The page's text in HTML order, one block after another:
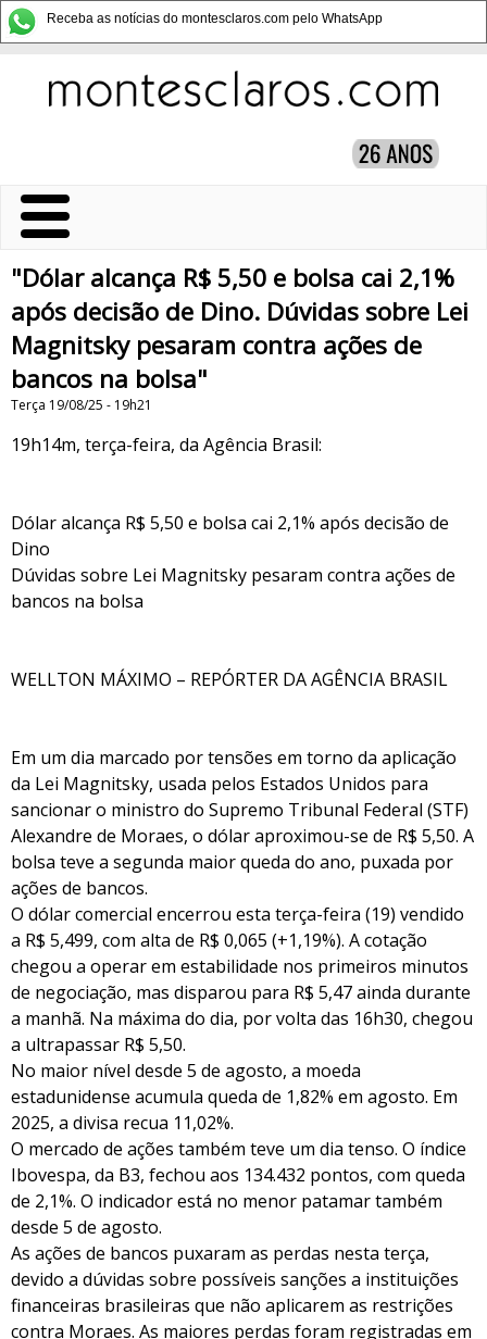
Receba as notícias do montesclaros.com pelo WhatsApp
"Dólar alcança R$ 5,50 e bolsa cai 2,1%
após decisão de Dino. Dúvidas sobre Lei
Magnitsky pesaram contra ações de
bancos na bolsa"
Terça 19/08/25 - 19h21
19h14m, terça-feira, da Agência Brasil:
Dólar alcança R$ 5,50 e bolsa cai 2,1% após decisão de
Dino
Dúvidas sobre Lei Magnitsky pesaram contra ações de
bancos na bolsa
WELLTON MÁXIMO – REPÓRTER DA AGÊNCIA BRASIL
Em um dia marcado por tensões em torno da aplicação
da Lei Magnitsky, usada pelos Estados Unidos para
sancionar o ministro do Supremo Tribunal Federal (STF)
Alexandre de Moraes, o dólar aproximou-se de R$ 5,50. A
bolsa teve a segunda maior queda do ano, puxada por
ações de bancos.
O dólar comercial encerrou esta terça-feira (19) vendido
a R$ 5,499, com alta de R$ 0,065 (+1,19%). A cotação
chegou a operar em estabilidade nos primeiros minutos
de negociação, mas disparou para R$ 5,47 ainda durante
a manhã. Na máxima do dia, por volta das 16h30, chegou
a ultrapassar R$ 5,50.
No maior nível desde 5 de agosto, a moeda
estadunidense acumula queda de 1,82% em agosto. Em
2025, a divisa recua 11,02%.
O mercado de ações também teve um dia tenso. O índice
Ibovespa, da B3, fechou aos 134.432 pontos, com queda
de 2,1%. O indicador está no menor patamar também
desde 5 de agosto.
As ações de bancos puxaram as perdas nesta terça,
devido a dúvidas sobre possíveis sanções a instituições
financeiras brasileiras que não aplicarem as restrições
contra Moraes. As maiores perdas foram registradas em